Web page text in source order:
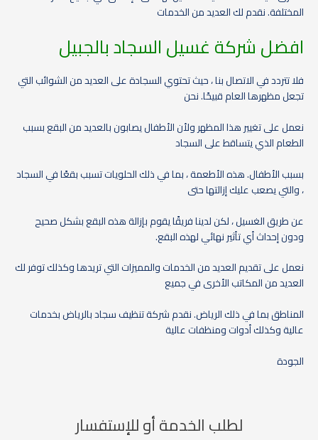
المختلفة. نقدم لك العديد من الخدمات
افضل شركة غسيل السجاد بالجبيل
فلا تتردد في الاتصال بنا ، حيث تحتوي السجادة على العديد من الشوائب التي
تجعل مظهرها العام قبيحًا. نحن
نعمل على تغيير هذا المظهر ولأن الأطفال يصابون بالعديد من البقع بسبب
الطعام الذي يتساقط على السجاد
بسبب الأطفال. هذه الأطعمة ، بما في ذلك الحلويات تسبب بقعًا في السجاد
، والتي يصعب عليك إزالتها حتى
عن طريق الغسيل ، لكن لدينا فريقًا يقوم بإزالة هذه البقع بشكل صحيح
ودون إحداث أي تأثير نهائي لهذه البقع.
نعمل على تقديم العديد من الخدمات والمميزات التي تريدها وكذلك توفر لك
العديد من المكاتب الأخرى في جميع
المناطق بما في ذلك الرياض. نقدم شركة تنظيف سجاد بالرياض بخدمات
عالية وكذلك أدوات ومنظفات عالية
الجودة
لطلب الخدمة أو للإستفسار